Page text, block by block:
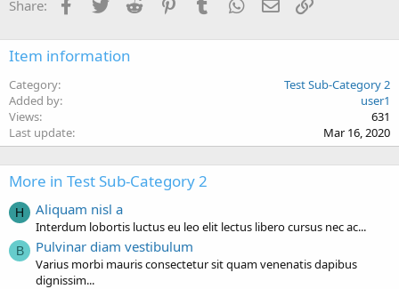
Share: Facebook
Twitter Reddit PinterestTumblr WhatsApp
Email
Item information
Category
Test Sub-Category 2
Added by
user1
Views
631
Last update
Mar 16, 2020
More in Test Sub-Category 2
H Aliquam nisl a
Interdum lobortis luctus eu leo elit lectus libero cursus nec ac...
B Pulvinar diam vestibulum
Varius morbi mauris consectetur sit quam venenatis dapibus
dignissim...